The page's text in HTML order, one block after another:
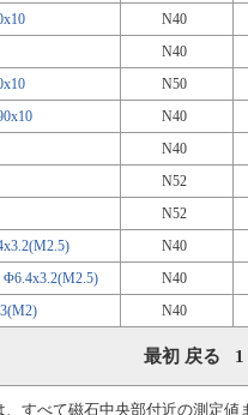
N40
N40
N50
N40
N40
N52
N52
N40
N40
N40
最初 戻る 1
すべて磁石中央部付近の測定